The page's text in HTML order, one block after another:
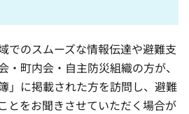
でのスムーズな情報伝達や避難支
・町内会・自主防災組織の方が、
」に掲載された方を訪問し、避難
とをお聞きさせていただく場合が